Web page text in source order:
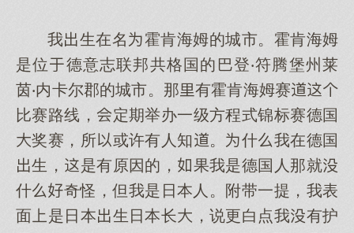
我生在名霍肯海姆的城市。霍肯海姆
是位德意志联邦共格国的巴登‧符腾堡州莱
茵‧内卡尔郡的城市。那有霍肯海姆赛
比赛路线，定期举办一级方程式锦标赛德国
奖赛，所或许有人知。什我在德国
生，是有原因的，果我是德国人那就
什奇怪，但我是日本人。附带一提，我表
面是日本生日本长，说更白点我有护